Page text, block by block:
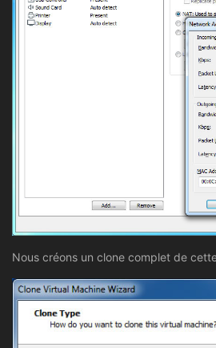
Nous créons un clone complet de